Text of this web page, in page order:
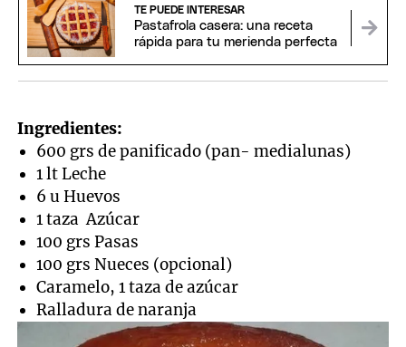
TE PUEDE INTERESAR
Pastafrola casera: una receta
rápida para tu merienda perfecta
Ingredientes:
600 grs de panificado (pan- medialunas)
1 lt Leche
6 u Huevos
1 taza Azúcar
100 grs Pasas
100 grs Nueces (opcional)
Caramelo, 1 taza de azúcar
Ralladura de naranja